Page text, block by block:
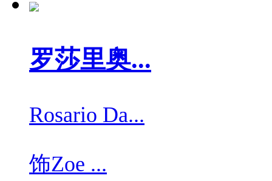
罗莎里奥...
Rosario Da...
饰Zoe ...